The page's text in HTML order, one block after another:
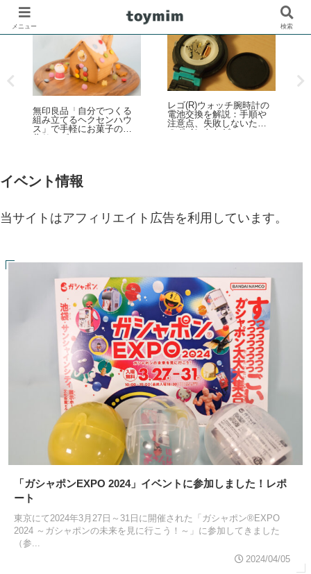
無印良品「自分でつくる
組み立てるヘクセンハウ
ス」で手軽にお菓子の家
作りレビュー
レゴ(R)ウォッチ腕時計の
電池交換を解説：手順や
注意点、失敗しないため
のポイントなど
イベント情報
当サイトはアフィリエイト広告を利用しています。
「ガシャポンEXPO 2024」イベントに参加しました！レポ
ート
東京にて2024年3月27日～31日に開催された「ガシャポン®EXPO
2024 ～ガシャポンの未来を見に行こう！～」に参加してきました
（参...
2024/04/05
メニュー 検索